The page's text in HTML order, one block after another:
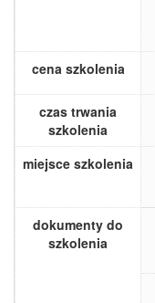
cena szkolenia
czas trwania
szkolenia
miejsce szkolenia
dokumenty do
szkolenia